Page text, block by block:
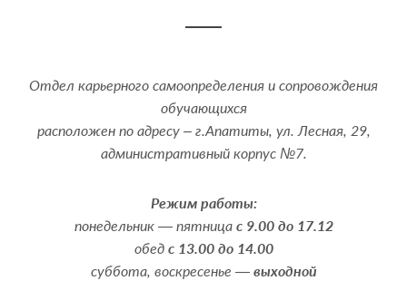
Отдел карьерного самоопределения и сопровождения
обучающихся
расположен по адресу – г.Апатиты, ул. Лесная, 29,
административный корпус №7.
Режим работы:
понедельник — пятница с 9.00 до 17.12
обед с 13.00 до 14.00
суббота, воскресенье — выходной